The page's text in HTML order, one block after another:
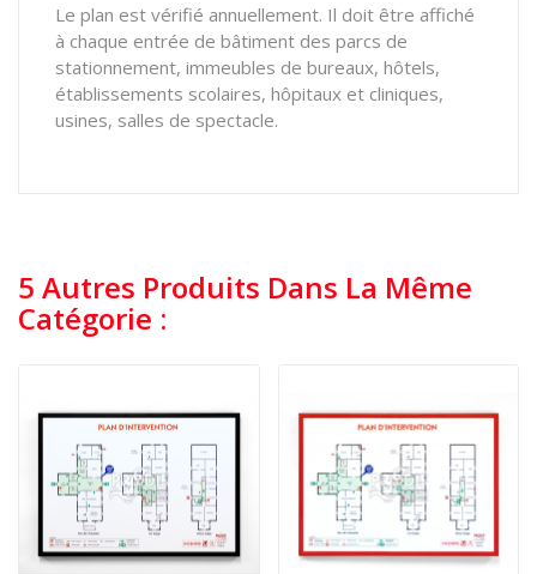
Le plan est vérifié annuellement. Il doit être affiché
à chaque entrée de bâtiment des parcs de
stationnement, immeubles de bureaux, hôtels,
établissements scolaires, hôpitaux et cliniques,
usines, salles de spectacle.
5 Autres Produits Dans La Même
Catégorie :